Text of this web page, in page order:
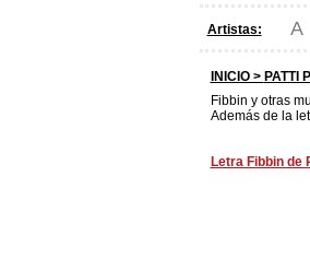
Artistas: A
INICIO > PATTI
Fibbin y otras
Además de la
Letra Fibbin de